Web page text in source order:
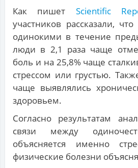
Как пишет Scientific
участников рассказали,
одинокими в течение
люди в 2,1 раза чаще
боль и на 25,8% чаще
стрессом или грустью.
чаще выявлялись
здоровьем.
Согласно результатам
связи между
объясняется именно
физические болезни